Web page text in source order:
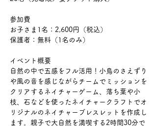
参加費
お子さま1名：2,600円（税込）
保護者：無料（1名のみ）
イベント概要
自然の中で五感をフル活用！小鳥のさえずり
や風の音を感じながらチームでミッションを
クリアするネイチャーゲーム、落ち葉や小
枝、石などを使ったネイチャークラフトでオ
リジナルのネイチャーブレスレットを作成し
ます。親子で大自然を満喫する2時間30分で